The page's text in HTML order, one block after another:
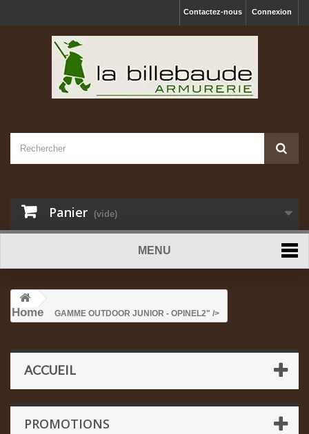
Connexion
Contactez-nous
Panier (vide)
MENU
Home GAMME OUTDOOR JUNIOR - OPINEL2" />
ACCUEIL
PROMOTIONS